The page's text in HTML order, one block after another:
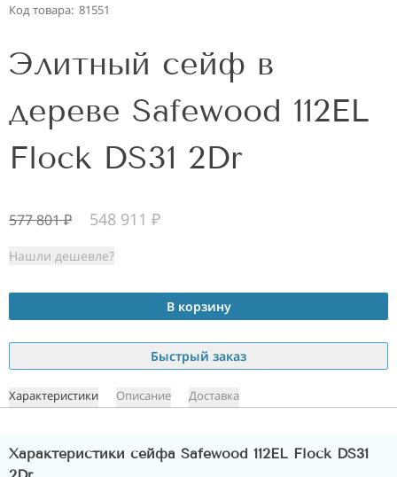
Код товара: 81551
Элитный сейф в
дереве Safewood 112EL
Flock DS31 2Dr
577 801₽ 548 911 ₽
Нашли дешевле?
В корзину
Быстрый заказ
Характеристики Описание Доставка
Характеристики сейфа Safewood 112EL Flock DS31